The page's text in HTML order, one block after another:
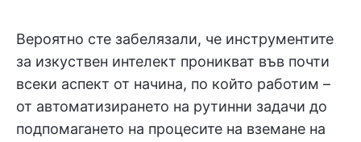
Вероятно сте забелязали, че инструментите
за изкуствен интелект проникват във почти
всеки аспект от начина, по който работим –
от автоматизирането на рутинни задачи до
подпомагането на процесите на вземане на